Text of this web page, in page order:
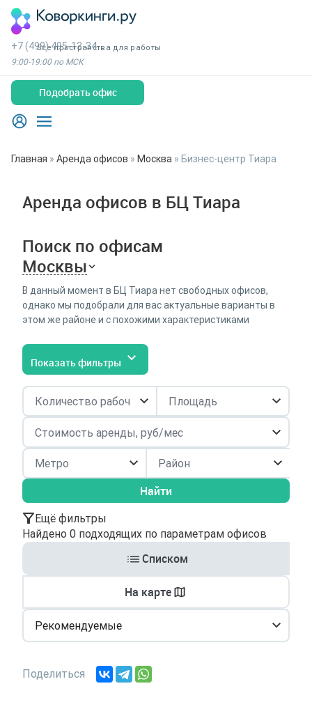
Все пространства для работы
+7 (499) 495-13-34
9:00-19:00 по МСК
Подобрать офис
Главная » Аренда офисов » Москва » Бизнес-центр Тиара
Аренда офисов в БЦ Тиара
Поиск по офисам
Москвы
В данный момент в БЦ Тиара нет свободных офисов,
однако мы подобрали для вас актуальные варианты в
этом же районе и с похожими характеристиками
Показать фильтры
Район
Найти
Ещё фильтры
Найдено 0 подходящих по параметрам офисов
Списком
На карте
Рекомендуемые
Поделиться